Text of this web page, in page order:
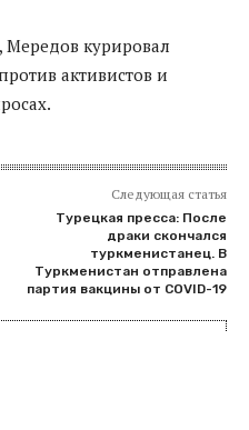
курировал
активистов и
Следующая статья
Турецкая пресса: После
драки скончался
туркменистанец. В
Туркменистан отправлена
партия вакцины от COVID-19